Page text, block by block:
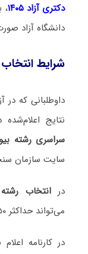
دکتری آزاد ۱۴۰۵
،
دانشگاه آزاد
شرایط
نتایج اعلام‌شده
سراسری رشته
سایت سازمان
درانتخاب
می‌تواند حداکثر ۵۰ کدرشته محل را انتخاب نماید.
در کارنامه